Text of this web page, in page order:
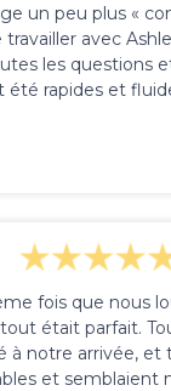
un peu plus «
avec
les questions
été rapides et
fois que nous
était parfait.
à notre arrivée, et
et semblaient